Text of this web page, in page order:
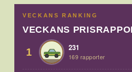
VECKANS RANKING
VECKANS
1 231
169 rapporter